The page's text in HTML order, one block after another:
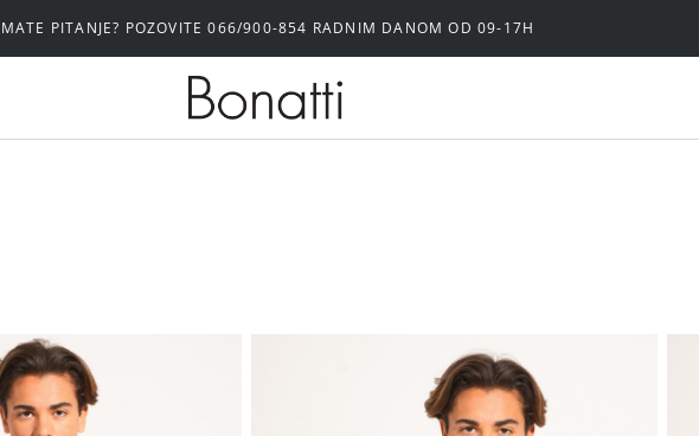
PITANJE? POZOVITE 066/900-854 RADNIM DANOM OD 09-17H